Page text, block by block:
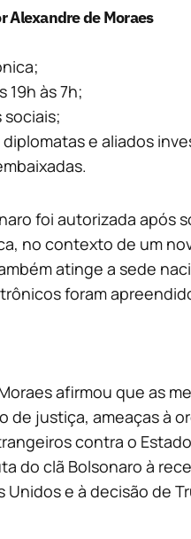
Alexandre de Moraes
19h às 7h;
sociais;
e aliados
foi autorizada após
no contexto de um
atinge a sede
foram
afirmou que as
de justiça, ameaças à
contra o
do clã Bolsonaro à
e à decisão de